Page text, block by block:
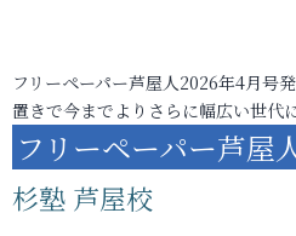
フリーペーパー芦屋人2026年4月号
置きで今までよりさらに幅広い世代
フリーペーパー芦屋
杉塾 芦屋校